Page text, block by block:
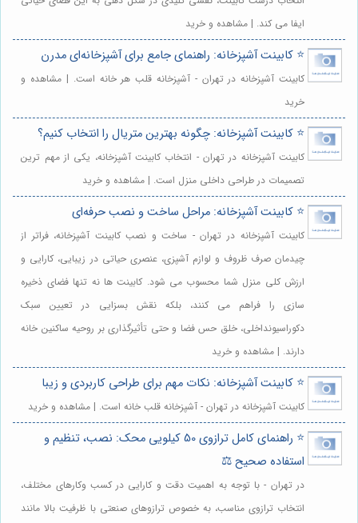
ایفا می کند. | مشاهده و خرید
⭐️ کابینت آشپزخانه: راهنمای جامع برای آشپزخانه‌ای مدرن
کابینت آشپزخانه در تهران - آشپزخانه قلب هر خانه است. | مشاهده و
خرید
⭐️ کابینت آشپزخانه: چگونه بهترین متریال را انتخاب کنیم؟
کابینت آشپزخانه در تهران - انتخاب کابینت آشپزخانه، یکی از مهم ترین
تصمیمات در طراحی داخلی منزل است. | مشاهده و خرید
⭐️ کابینت آشپزخانه: مراحل ساخت و نصب حرفه‌ای
کابینت آشپزخانه در تهران - ساخت و نصب کابینت آشپزخانه، فراتر از
چیدمان صرف ظروف و لوازم آشپزی، عنصری حیاتی در زیبایی، کارایی و
ارزش کلی منزل شما محسوب می شود. کابینت ها نه تنها فضای ذخیره
سازی را فراهم می کنند، بلکه نقش بسزایی در تعیین سبک
دکوراسیونداخلی، خلق حس فضا و حتی تأثیرگذاری بر روحیه ساکنین خانه
دارند. | مشاهده و خرید
⭐️ کابینت آشپزخانه: نکات مهم برای طراحی کاربردی و زیبا
کابینت آشپزخانه در تهران - آشپزخانه قلب خانه است. | مشاهده و خرید
⭐️ راهنمای کامل ترازوی 50 کیلویی محک: نصب، تنظیم و
استفاده صحیح ⚖️
در تهران - با توجه به اهمیت دقت و کارایی در کسب وکارهای مختلف،
انتخاب ترازوی مناسب، به خصوص ترازوهای صنعتی با ظرفیت بالا مانند